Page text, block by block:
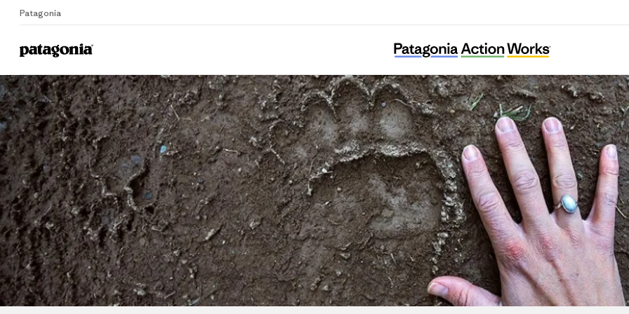
Patagonia
Home
Save The Omizunagidori